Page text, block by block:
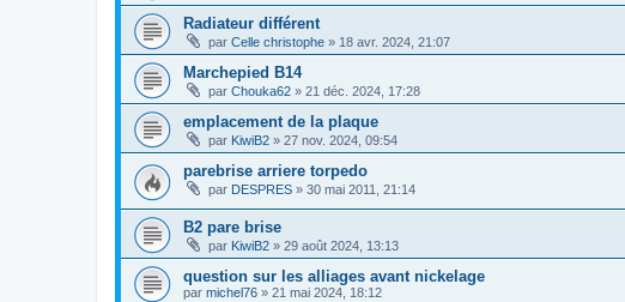
Radiateur différent
par Celle christophe » 18 avr. 2024, 21:07
Marchepied B14
par Chouka62 » 21 déc. 2024, 17:28
emplacement de la plaque
par KiwiB2 » 27 nov. 2024, 09:54
parebrise arriere torpedo
par DESPRES » 30 mai 2011, 21:14
B2 pare brise
par KiwiB2 » 29 août 2024, 13:13
question sur les alliages avant nickelage
par michel76 » 21 mai 2024, 18:12